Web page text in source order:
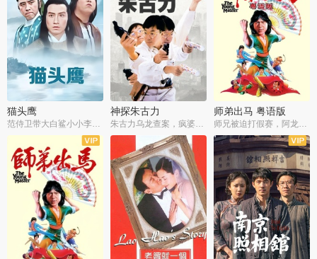
猫头鹰
范侍卫带大白鲨小小李破案寻妃
神探朱古力
朱古力乌龙查案，疯婆子神助攻
师弟出马 粤语版
师兄被迫打假赛，阿龙追查斗黑帮